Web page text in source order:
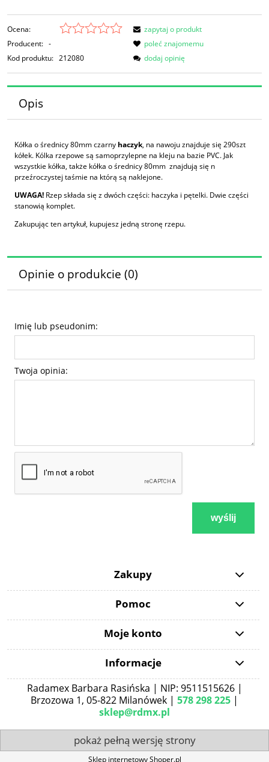
Ocena:
Producent: -
Kod produktu: 212080
zapytaj o produkt
poleć znajomemu
dodaj opinię
Opis
Kółka o średnicy 80mm czarny haczyk, na nawoju znajduje się 290szt
kółek. Kólka rzepowe są samoprzylepne na kleju na bazie PVC. Jak
wszystkie kółka, także kółka o średnicy 80mm znajdują się n
przeźroczystej taśmie na którą są naklejone.
UWAGA! Rzep składa się z dwóch części: haczyka i pętelki. Dwie części
stanowią komplet.
Zakupując ten artykuł, kupujesz jedną stronę rzepu.
Opinie o produkcie (0)
Imię lub pseudonim:
Twoja opinia:
wyślij
Zakupy
Pomoc
Moje konto
Informacje
Radamex Barbara Rasińska | NIP: 9511515626 |
Brzozowa 1, 05-822 Milanówek | 578 298 225 |
sklep@rdmx.pl
pokaż pełną wersję strony
Sklep internetowy Shoper.pl